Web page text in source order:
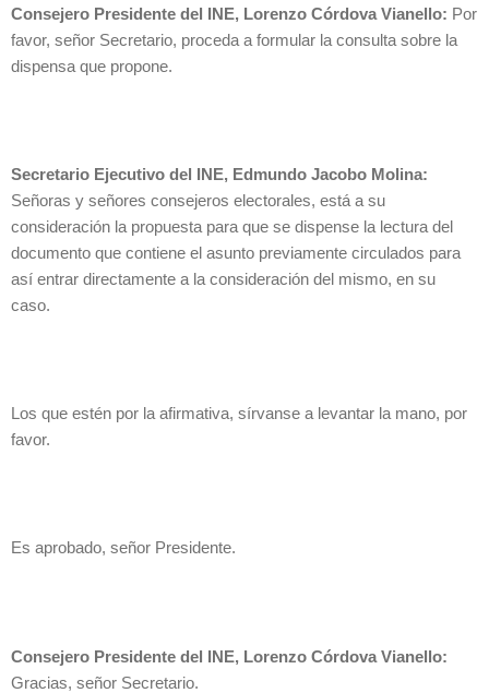
Consejero Presidente del INE, Lorenzo Córdova Vianello: Por
favor, señor Secretario, proceda a formular la consulta sobre la
dispensa que propone.
Secretario Ejecutivo del INE, Edmundo Jacobo Molina:
Señoras y señores consejeros electorales, está a su
consideración la propuesta para que se dispense la lectura del
documento que contiene el asunto previamente circulados para
así entrar directamente a la consideración del mismo, en su
caso.
Los que estén por la afirmativa, sírvanse a levantar la mano, por
favor.
Es aprobado, señor Presidente.
Consejero Presidente del INE, Lorenzo Córdova Vianello:
Gracias, señor Secretario.